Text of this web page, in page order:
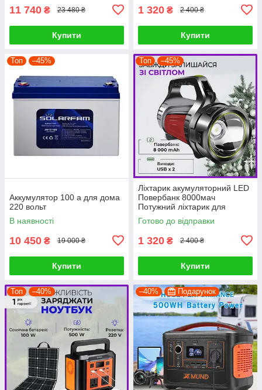
11 740 ₴ 23 480 ₴
Купити
1 320 ₴ 2 400 ₴
Купити
Топ –45%
Аккумулятор 100 а для дома
220 вольт
В наявності
10 450 ₴ 19 000 ₴
Купити
Топ –45%
Ліхтарик акумуляторний LED
Повербанк 8000мач
Потужний ліхтарик для
освітлення будинку PRF
Готово до відправки
1 320 ₴ 2 400 ₴
Купити
Топ –40% –40% Подарунок